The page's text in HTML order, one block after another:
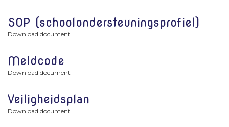
SOP (schoolondersteuningsprofiel)
Download document
Meldcode
Download document
Veiligheidsplan
Download document